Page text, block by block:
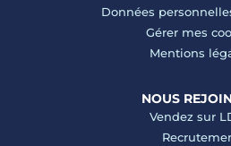
Données
Gérer mes
Mentions
NOUS
Vendez sur